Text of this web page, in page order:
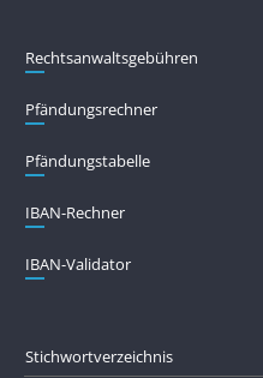
Rechtsanwaltsgebühren
Pfändungs­rechner
Pfändungs­tabelle
IBAN-Rechner
IBAN-Validator
Stichwortverzeichnis